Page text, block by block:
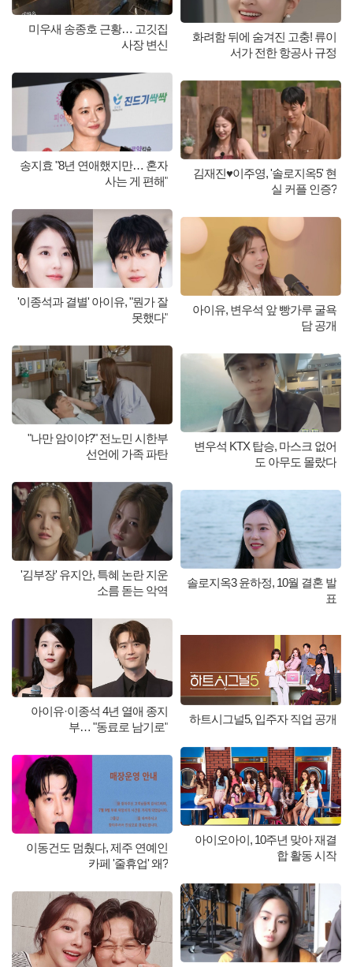
미우새 송종호 근황… 고깃집
사장 변신
송지효 "8년 연애했지만… 혼자
사는 게 편해"
'이종석과 결별' 아이유, "뭔가 잘
못했다"
"나만 암이야?" 전노민 시한부
선언에 가족 파탄
'김부장' 유지안, 특혜 논란 지운
소름 돋는 악역
아이유·이종석 4년 열애 종지
부… "동료로 남기로"
이동건도 멈췄다, 제주 연예인
카페 '줄휴업' 왜?
화려함 뒤에 숨겨진 고충! 류이
서가 전한 항공사 규정
김재진♥이주영, '솔로지옥5' 현
실 커플 인증?
아이유, 변우석 앞 빵가루 굴욕
담 공개
변우석 KTX 탑승, 마스크 없어
도 아무도 몰랐다
솔로지옥3 윤하정, 10월 결혼 발
표
하트시그널5, 입주자 직업 공개
아이오아이, 10주년 맞아 재결
합 활동 시작